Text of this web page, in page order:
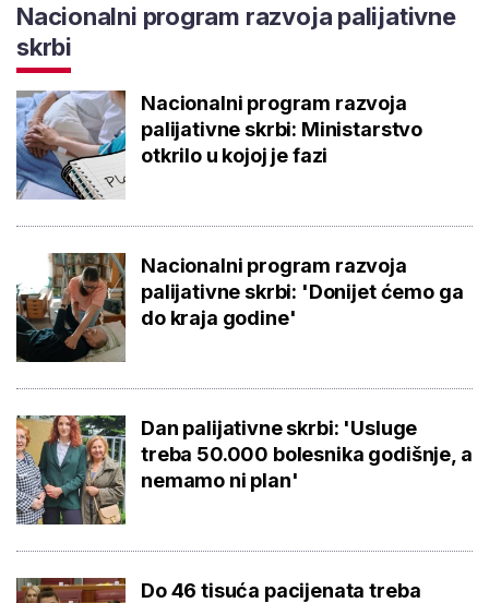
Nacionalni program razvoja palijativne
skrbi
Nacionalni program razvoja
palijativne skrbi: Ministarstvo
otkrilo u kojoj je fazi
Nacionalni program razvoja
palijativne skrbi: 'Donijet ćemo ga
do kraja godine'
Dan palijativne skrbi: 'Usluge
treba 50.000 bolesnika godišnje, a
nemamo ni plan'
Do 46 tisuća pacijenata treba